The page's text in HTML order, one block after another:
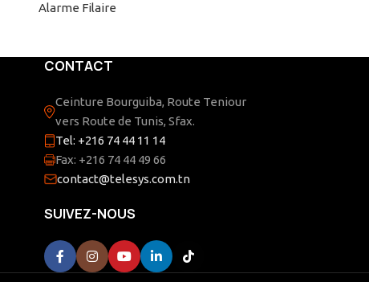
Alarme Filaire
CONTACT
Ceinture Bourguiba, Route Teniour
vers Route de Tunis, Sfax.
Tel: +216 74 44 11 14
Fax: +216 74 44 49 66
contact@telesys.com.tn
SUIVEZ-NOUS